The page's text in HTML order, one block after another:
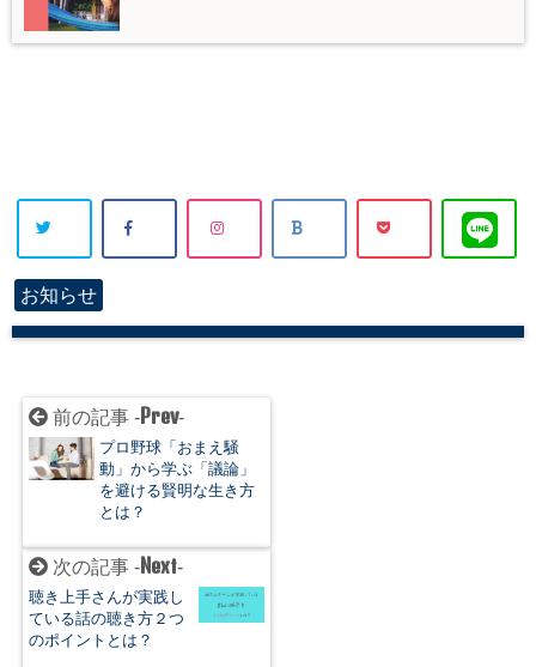
お知らせ
前の記事 -Prev-
プロ野球「おまえ騒
動」から学ぶ「議論」
を避ける賢明な生き方
とは？
次の記事 -Next-
聴き上手さんが実践し
ている話の聴き方２つ
のポイントとは？